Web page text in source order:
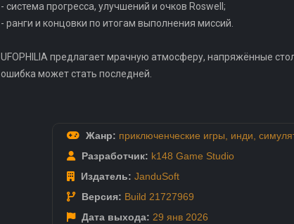
- система прогресса, улучшений и очков Roswell;
- ранги и концовки по итогам выполнения миссий.
UFOPHILIA предлагает мрачную атмосферу, напряжённые
ошибка может стать последней.
Жанр: приключенческие игры, инди,
Разработчик: k148 Game Studio
Издатель: JanduSoft
Версия: Build 21727969
Дата выхода: 29 янв 2026